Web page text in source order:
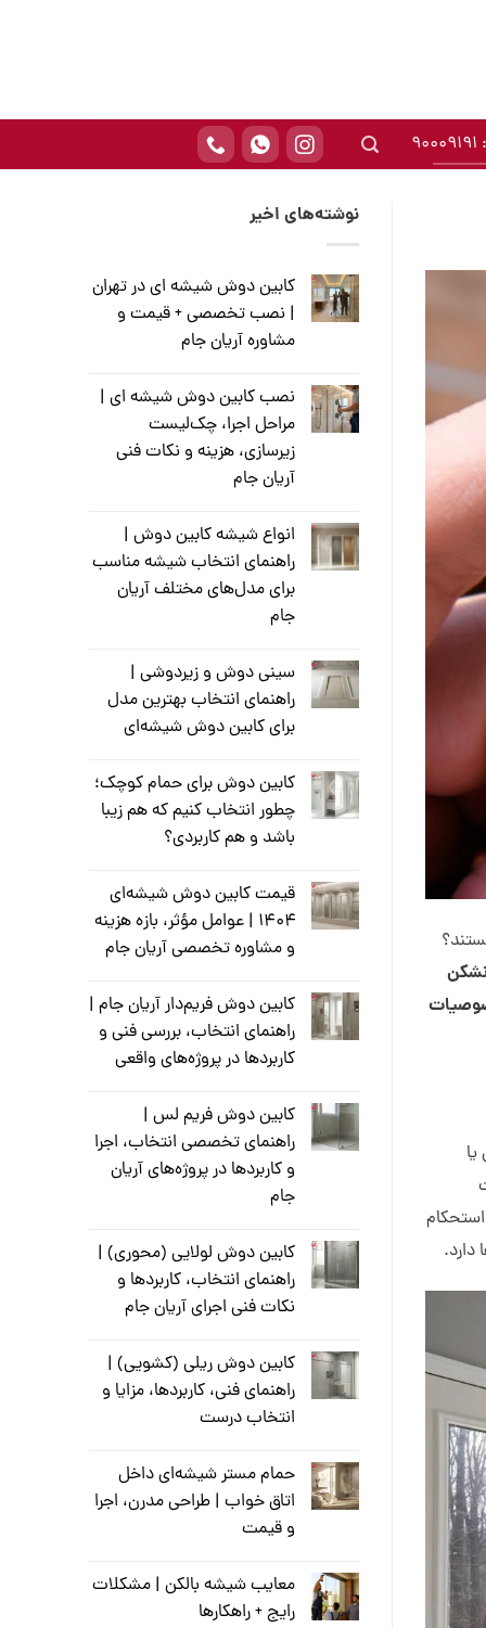
دارد.
نوشته‌های اخیر
کابین دوش شیشه ای در تهران
| نصب تخصصی + قیمت و
مشاوره آریان جام
نصب کابین دوش شیشه ای |
مراحل اجرا، چک‌لیست
زیرسازی، هزینه و نکات فنی
آریان جام
انواع شیشه کابین دوش |
راهنمای انتخاب شیشه مناسب
برای مدل‌های مختلف آریان
جام
سینی دوش و زیر‌دوشی |
راهنمای انتخاب بهترین مدل
برای کابین دوش شیشه‌ای
کابین دوش برای حمام کوچک؛
چطور انتخاب کنیم که هم زیبا
باشد و هم کاربردی؟
قیمت کابین دوش شیشه‌ای
۱۴۰۴ | عوامل مؤثر، بازه هزینه
و مشاوره تخصصی آریان جام
کابین دوش فریم‌دار آریان جام |
راهنمای انتخاب، بررسی فنی و
کاربردها در پروژه‌های واقعی
کابین دوش فریم لس |
راهنمای تخصصی انتخاب، اجرا
و کاربردها در پروژه‌های آریان
جام
کابین دوش لولایی (محوری) |
راهنمای انتخاب، کاربردها و
نکات فنی اجرای آریان جام
کابین دوش ریلی (کشویی) |
راهنمای فنی، کاربردها، مزایا و
انتخاب درست
حمام مستر شیشه‌ای داخل
اتاق خواب | طراحی مدرن، اجرا
و قیمت
معایب شیشه بالکن | مشکلات
رایج + راهکارها